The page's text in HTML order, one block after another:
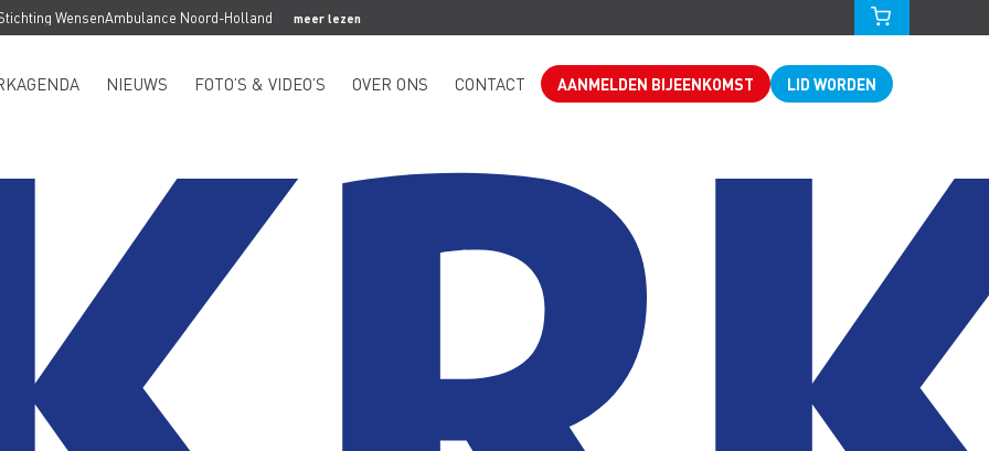
WensenAmbulance Noord-Holland meer lezen
NIEUWS FOTO’S & VIDEO’S OVER ONS CONTACT AANMELDEN BIJEENKOMST LID WORDEN